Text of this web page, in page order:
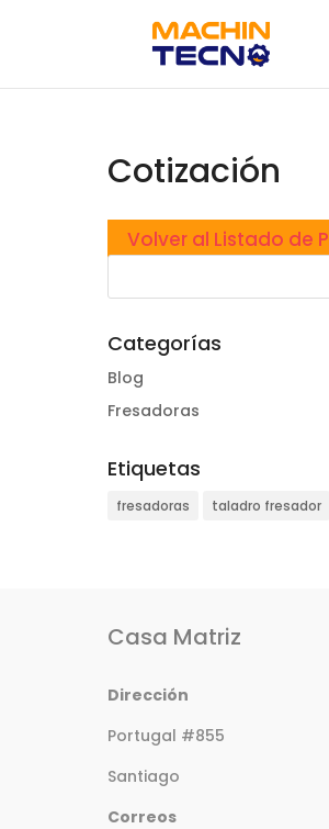
Cotización
Volver al Listado de
Categorías
Blog
Fresadoras
Etiquetas
fresadoras taladro fresador
Casa Matriz
Dirección
Portugal #855
Santiago
Correos